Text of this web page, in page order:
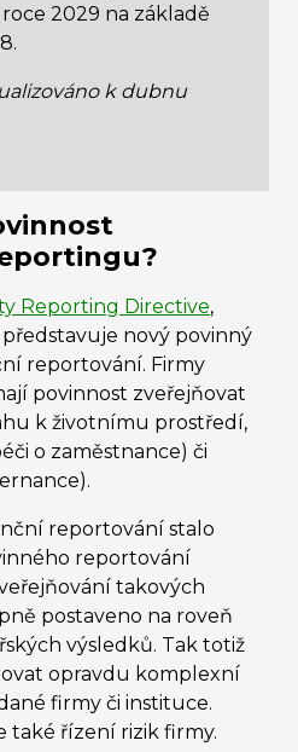
2029 na základě
k dubnu
Reporting Directive,
představuje nový povinný
reportování. Firmy
povinnost zveřejňovat
k životnímu prostředí,
o zaměstnance) či
reportování stalo
reportování
takových
postaveno na roveň
výsledků. Tak totiž
opravdu komplexní
firmy či instituce.
také řízení rizik firmy.